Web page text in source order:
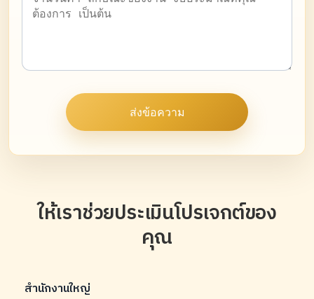
ส่งข้อความ
ให้เราช่วยประเมินโปรเจกต์ของ
คุณ
สำนักงานใหญ่